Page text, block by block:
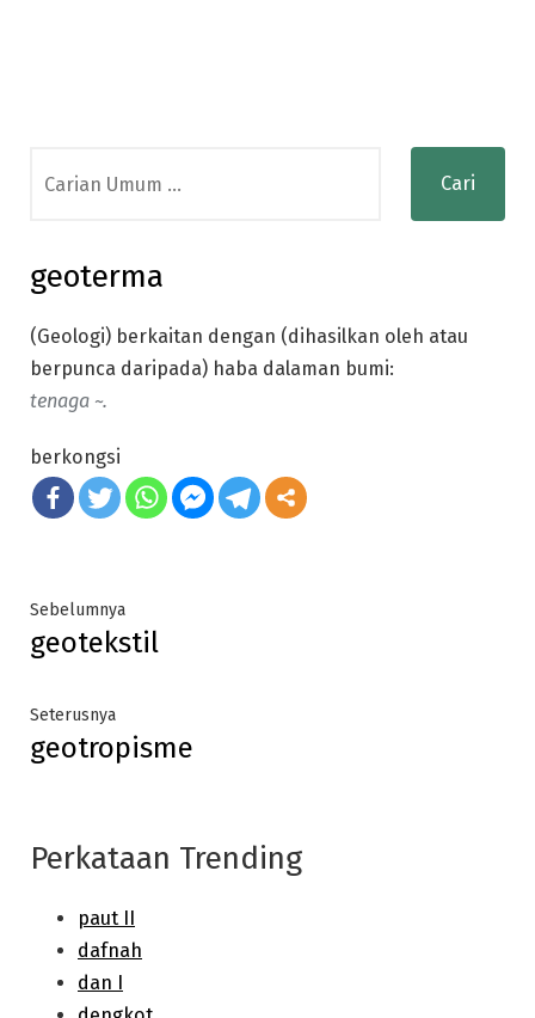
for:
geoterma
(Geologi) berkaitan dengan (dihasilkan oleh atau
berpunca daripada) haba dalaman bumi:
tenaga ~.
berkongsi
Post
navigation
SebelumnyaPrevious
post:
geotekstil
SeterusnyaNext
post:
geotropisme
Perkataan Trending